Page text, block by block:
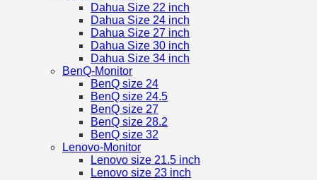
Dahua Size 22 inch
Dahua Size 24 inch
Dahua Size 27 inch
Dahua Size 30 inch
Dahua Size 34 inch
BenQ-Monitor
BenQ size 24
BenQ size 24.5
BenQ size 27
BenQ size 28.2
BenQ size 32
Lenovo-Monitor
Lenovo size 21.5 inch
Lenovo size 23 inch